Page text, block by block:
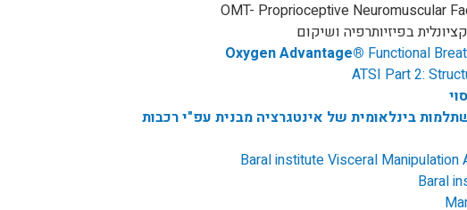
OMT- Proprioceptive Neuromuscular
בפיזיותרפיה ושיקום
Oxygen Advantage® Functional
ATSI Part 2:
בינלאומית של אינטגרציה מבנית עפ"י רכבות
Baral institute Visceral Manipulation
Baral